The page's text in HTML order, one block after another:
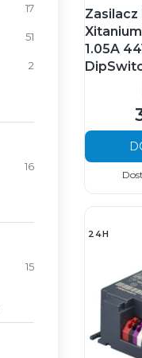
17
51
2
16
15
Zasilacz
1.05A
24H